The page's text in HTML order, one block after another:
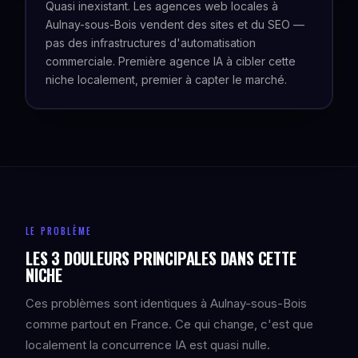
Quasi inexistant. Les agences web locales à
Aulnay-sous-Bois vendent des sites et du SEO —
pas des infrastructures d'automatisation
commerciale. Première agence IA à cibler cette
niche localement, premier à capter le marché.
LE PROBLÈME
LES 3 DOULEURS PRINCIPALES DANS CETTE
NICHE
Ces problèmes sont identiques à Aulnay-sous-Bois
comme partout en France. Ce qui change, c'est que
localement la concurrence IA est quasi nulle.